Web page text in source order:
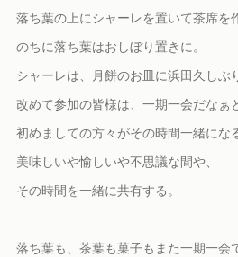
落ち葉の上にシャーレを置いて茶席を
のちに落ち葉はおしぼり置きに。
シャーレは、月餅のお皿に浜田久しぶ
改めて参加の皆様は、一期一会だなぁ
初めましての方々がその時間一緒にな
美味しいや愉しいや不思議な間や、
その時間を一緒に共有する。
落ち葉も、茶葉も菓子もまた一期一会